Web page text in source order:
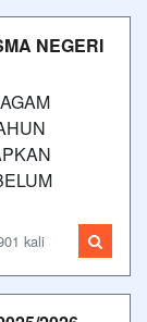
NEGERI
kali